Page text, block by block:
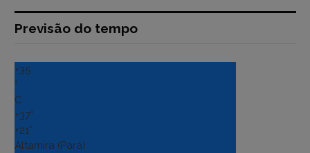
Previsão do tempo
+35
°
C
+37°
+21°
Altamira (Para)